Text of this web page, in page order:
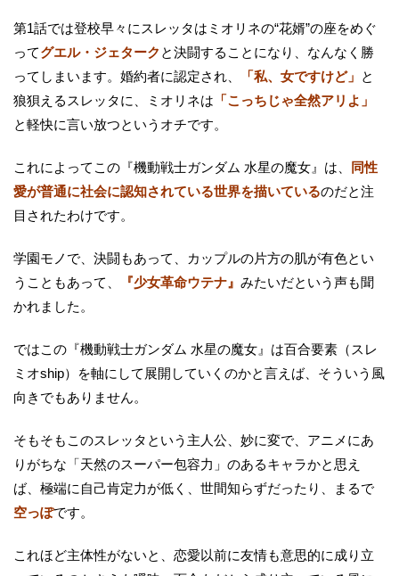
第1話では登校早々にスレッタはミオリネの“花婿”の座をめぐ
ってグエル・ジェターク と決闘することになり、なんなく勝
ってしまいます。婚約者に認定され、
「私、女ですけど」 と
狼狽えるスレッタに、ミオリネは 「こっちじゃ全然アリよ」
と軽快に言い放つというオチです。
これによってこの『機動戦士ガンダム 水星の魔女』は、
同性
愛が普通に社会に認知されている世界を描いているのだと注
目されたわけです。
学園モノで、決闘もあって、カップルの片方の肌が有色とい
うこともあって、
『少女革命ウテナ』 みたいだという声も聞
かれました。
ではこの『機動戦士ガンダム 水星の魔女』は百合要素（スレ
ミオship）を軸にして展開していくのかと言えば、そういう風
向きでもありません。
そもそもこのスレッタという主人公、妙に変で、アニメにあ
りがちな「天然のスーパー包容力」のあるキャラかと思え
ば、極端に自己肯定力が低く、世間知らずだったり、まるで
空っぽです。
これほど主体性がないと、恋愛以前に友情も意思的に成り立